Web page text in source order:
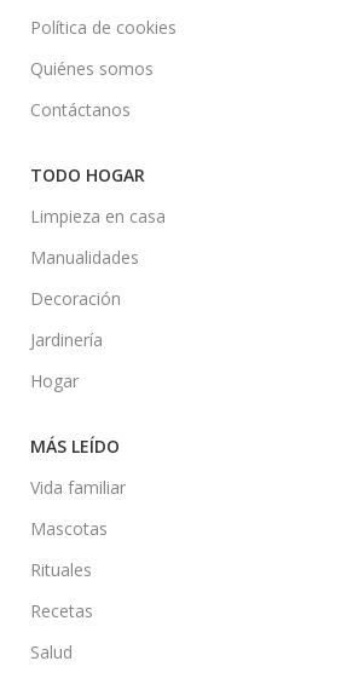
Política de cookies
Quiénes somos
Contáctanos
TODO HOGAR
Limpieza en casa
Manualidades
Decoración
Jardinería
Hogar
MÁS LEÍDO
Vida familiar
Mascotas
Rituales
Recetas
Salud